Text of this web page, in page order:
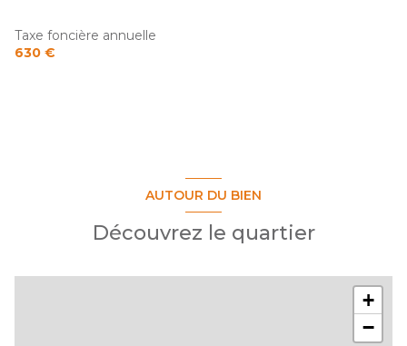
Taxe foncière annuelle
630 €
AUTOUR DU BIEN
Découvrez le quartier
+
−